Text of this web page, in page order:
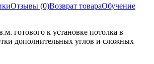
Отзывы (0)Возврат товараОбучение
готового к установке потолка в
дополнительных углов и сложных